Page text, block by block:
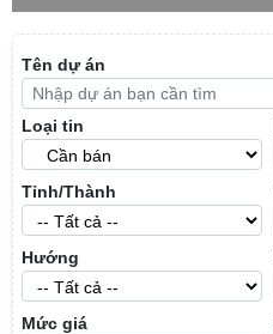
Tên dự án
Loại tin
Tỉnh/Thành
Hướng
Mức giá